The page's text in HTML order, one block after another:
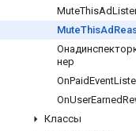
MuteThisAd
MuteThisAd
нер
OnPaidEvent
OnUserEarned
Классы